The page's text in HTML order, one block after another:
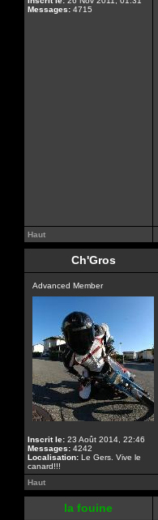
Messages: 4715
Haut
Ch'Gros
Advanced Member
Inscrit le: 23 Août 2014, 22:46
Messages: 4242
Localisation: Le Gers. Vive le
canard!!!
Haut
la fouine